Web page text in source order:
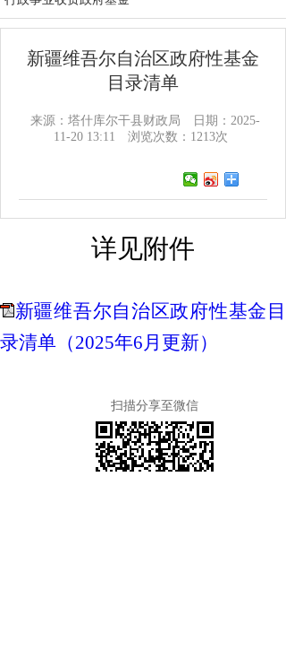
新疆维吾尔自治区政府性基金
目录清单
来源：塔什库尔干县财政局
日期：2025-
11-20 13:11
浏览次数： 1213次
详见附件
新疆维吾尔自治区政府性基金目
录清单（2025年6月更新）
扫描分享至微信